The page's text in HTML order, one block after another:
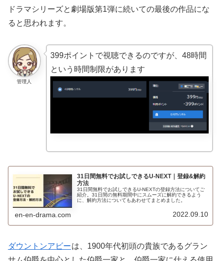
ドラマシリーズと劇場版第1弾に続いての最後の作品にな
ると思われます。
管理人
399ポイントで視聴できるのですが、48時間
という時間制限があります
31日間無料でお試しできるU-NEXT｜登録&解約
方法
31日間無料でお試しできるU-NEXTの登録方法についてご
紹介。31日間の無料期間中にスムーズに解約できるよう
に、解約方法についてもあわせてまとめました。
en-en-drama.com 2022.09.10
ダウントンアビーは、1900年代初頭の貴族であるグラン